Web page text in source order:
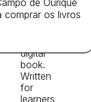
the
audio
digital
book.
Written
for
learners
de Ourique
comprar os livros